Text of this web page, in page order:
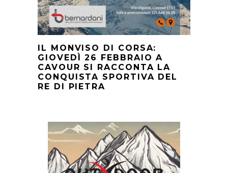
IL MONVISO DI CORSA:
GIOVEDÌ 26 FEBBRAIO A
CAVOUR SI RACCONTA LA
CONQUISTA SPORTIVA DEL
RE DI PIETRA